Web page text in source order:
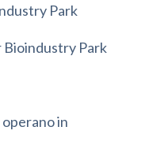
Park
Park
in